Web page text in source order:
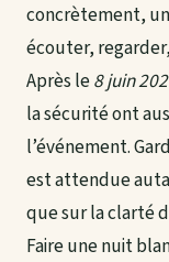
concrètement,
écouter,
Après le8 juin
la sécurité ont
l’événement.
est attendue
que sur la clarté
Faire une nuit